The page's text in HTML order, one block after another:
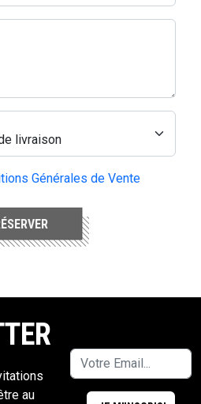
Générales de Vente
au